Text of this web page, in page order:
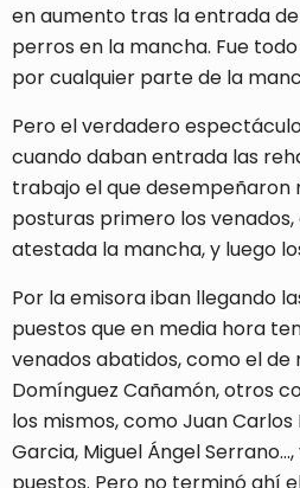
en aumento tras la entrada
perros en la mancha. Fue
por cualquier parte de la
Pero el verdadero
cuando daban entrada las
trabajo el que desempeñaron
posturas primero los
atestada la mancha, y luego
Por la emisora iban llegando
puestos que en media hora
venados abatidos, como el
Domínguez Cañamón, otros
los mismos, como Juan Carlos
Garcia, Miguel Ángel
puestos. Pero no terminó ahí